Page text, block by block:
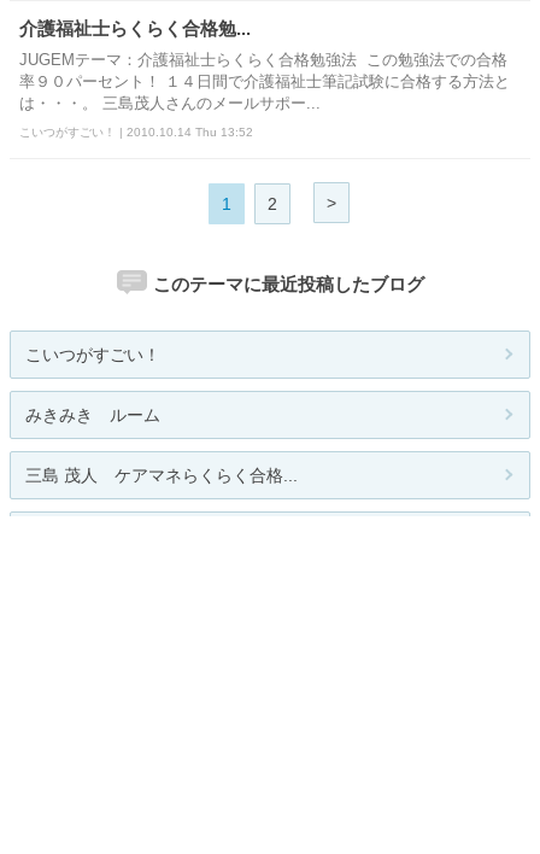
介護福祉士らくらく合格勉...
JUGEMテーマ：介護福祉士らくらく合格勉強法 この勉強法での合格
率９０パーセント！ １４日間で介護福祉士筆記試験に合格する方法と
は・・・。 三島茂人さんのメールサポー...
こいつがすごい！ | 2010.10.14 Thu 13:52
1 2 >
このテーマに最近投稿したブログ
こいつがすごい！
みきみき ルーム
三島 茂人 ケアマネらくらく合格...